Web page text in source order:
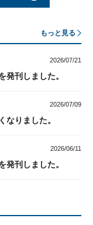
もっと見る
2026/07/21
発刊しました。
2026/07/09
なりました。
2026/06/11
発刊しました。